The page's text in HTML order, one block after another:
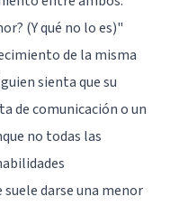
(Y qué no lo es)"
de la misma
sienta que su
de comunicación o un
no todas las
darse una menor